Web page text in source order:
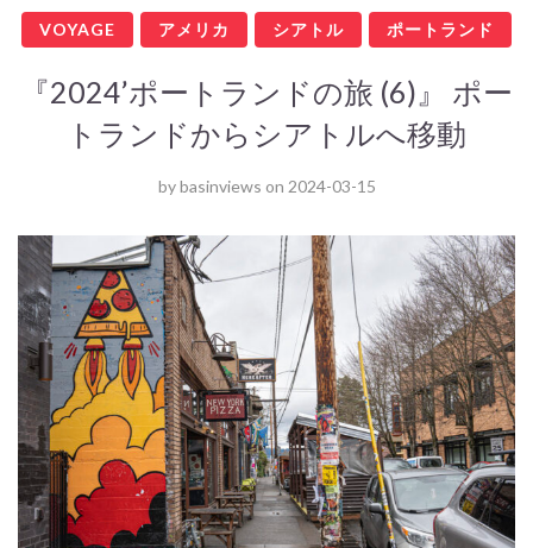
VOYAGE アメリカ シアトル ポートランド
『2024’ポートランドの旅 (6)』 ポー
トランドからシアトルへ移動
bybasinviews on 2024-03-15